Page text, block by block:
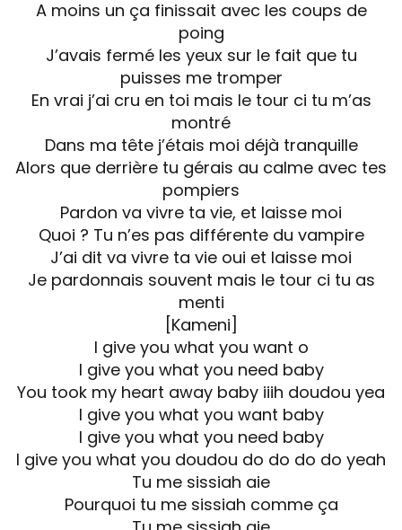
A moins un ça finissait avec les coups de
poing
J’avais fermé les yeux sur le fait que tu
puisses me tromper
En vrai j’ai cru en toi mais le tour ci tu m’as
montré
Dans ma tête j’étais moi déjà tranquille
Alors que derrière tu gérais au calme avec tes
pompiers
Pardon va vivre ta vie, et laisse moi
Quoi ? Tu n’es pas différente du vampire
J’ai dit va vivre ta vie oui et laisse moi
Je pardonnais souvent mais le tour ci tu as
menti
[Kameni]
I give you what you want o
I give you what you need baby
You took my heart away baby iiih doudou yea
I give you what you want baby
I give you what you need baby
I give you what you doudou do do do do yeah
Tu me sissiah aie
Pourquoi tu me sissiah comme ça